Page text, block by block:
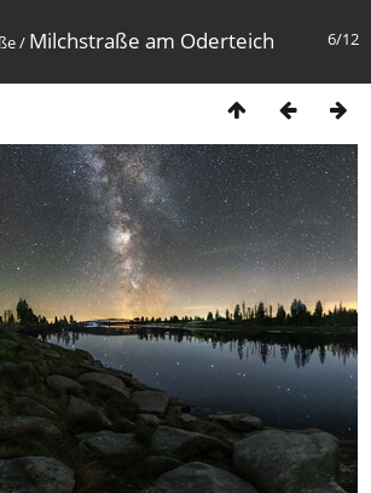
6/12
/ Milchstraße am Oderteich